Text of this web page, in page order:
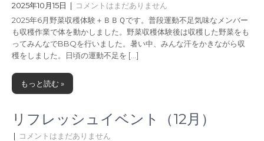
2025年10月15日 | コメントはまだありません
2025年6月野菜収穫体験＋ＢＢＱです。普段運動不足気味なメンバー
も収穫作業で体を動かしました。野菜収穫体験後は収穫した野菜をも
ってみんなでBBQを行いました。暑い中、みんな汗をかきながら収
穫をしました。日頃の運動不足を […]
もっと読む »
リフレッシュイベント（12月）
| コメントはまだありません